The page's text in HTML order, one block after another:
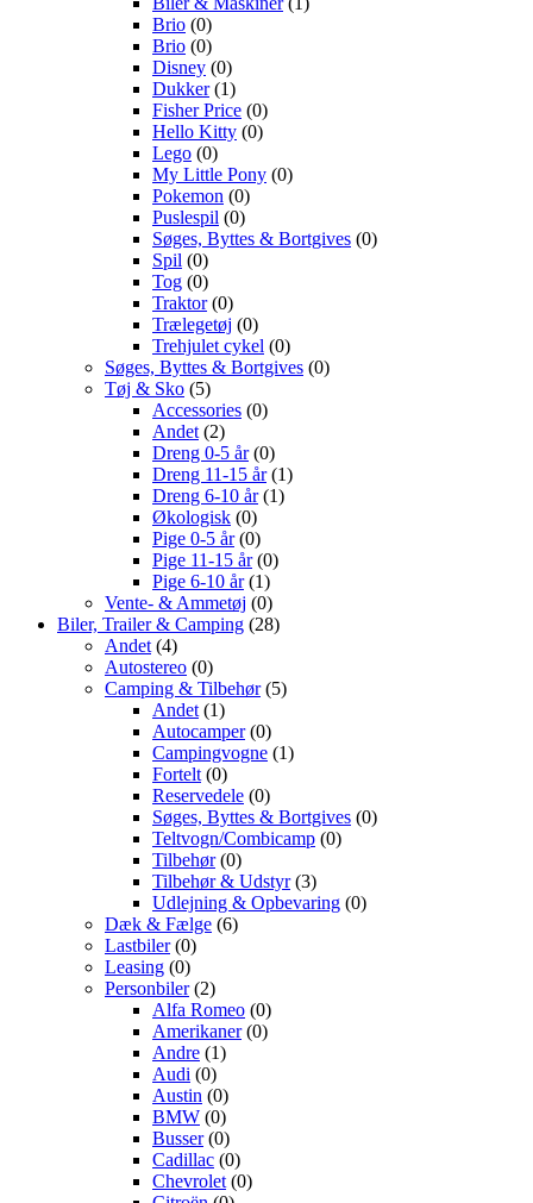
Brio (0)
Brio (0)
Disney (0)
Dukker(1)
Fisher Price (0)
Hello Kitty (0)
Lego (0)
My Little Pony (0)
Pokemon (0)
Puslespil (0)
Søges, Byttes & Bortgives (0)
Spil (0)
Tog (0)
Traktor(0)
Trælegetøj (0)
Trehjulet cykel (0)
Søges, Byttes & Bortgives (0)
Tøj & Sko (5)
Accessories (0)
Andet (2)
Dreng 0-5 år(0)
Dreng 11-15 år(1)
Dreng 6-10 år(1)
Økologisk (0)
Pige 0-5 år(0)
Pige 11-15 år(0)
Pige 6-10 år(1)
Vente- & Ammetøj (0)
Biler, Trailer & Camping (28)
Andet (4)
Autostereo (0)
Camping & Tilbehør(5)
Andet (1)
Autocamper(0)
Campingvogne (1)
Fortelt (0)
Reservedele (0)
Søges, Byttes & Bortgives (0)
Teltvogn/Combicamp (0)
Tilbehør(0)
Tilbehør & Udstyr(3)
Udlejning & Opbevaring (0)
Dæk & Fælge (6)
Lastbiler(0)
Leasing (0)
Personbiler(2)
Alfa Romeo (0)
Amerikaner(0)
Andre (1)
Audi (0)
Austin (0)
BMW (0)
Busser(0)
Cadillac (0)
Chevrolet (0)